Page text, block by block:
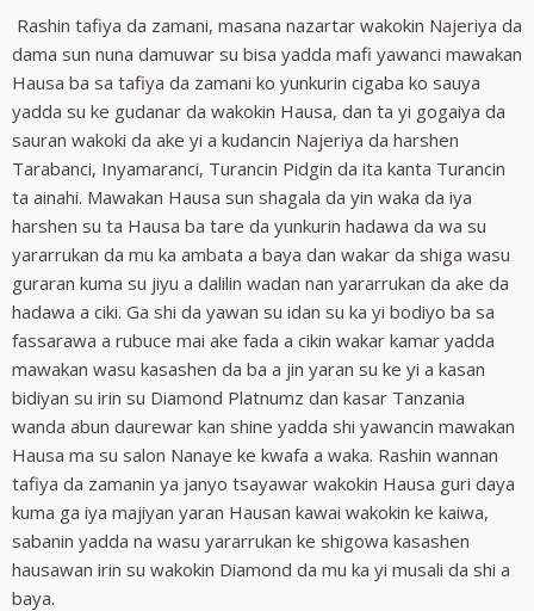
Rashin tafiya da zamani, masana nazartar wakokin Najeriya da
dama sun nuna damuwar su bisa yadda mafi yawanci mawakan
Hausa ba sa tafiya da zamani ko yunkurin cigaba ko sauya
yadda su ke gudanar da wakokin Hausa, dan ta yi gogaiya da
sauran wakoki da ake yi a kudancin Najeriya da harshen
Tarabanci, Inyamaranci, Turancin Pidgin da ita kanta Turancin
ta ainahi. Mawakan Hausa sun shagala da yin waka da iya
harshen su ta Hausa ba tare da yunkurin hadawa da wa su
yararrukan da mu ka ambata a baya dan wakar da shiga wasu
guraran kuma su jiyu a dalilin wadan nan yararrukan da ake da
hadawa a ciki. Ga shi da yawan su idan su ka yi bodiyo ba sa
fassarawa a rubuce mai ake fada a cikin wakar kamar yadda
mawakan wasu kasashen da ba a jin yaran su ke yi a kasan
bidiyan su irin su Diamond Platnumz dan kasar Tanzania
wanda abun daurewar kan shine yadda shi yawancin mawakan
Hausa ma su salon Nanaye ke kwafa a waka. Rashin wannan
tafiya da zamanin ya janyo tsayawar wakokin Hausa guri daya
kuma ga iya majiyan yaran Hausan kawai wakokin ke kaiwa,
sabanin yadda na wasu yararrukan ke shigowa kasashen
hausawan irin su wakokin Diamond da mu ka yi musali da shi a
baya.